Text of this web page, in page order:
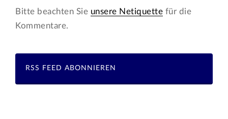
Bitte beachten Sie unsere Netiquette für die
Kommentare.
RSS FEED ABONNIEREN